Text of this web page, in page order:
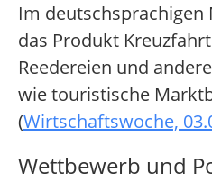
Im
das Produkt
Reedereien und
wie touristische
(Wirtschaftswoche,
Wettbewerb und